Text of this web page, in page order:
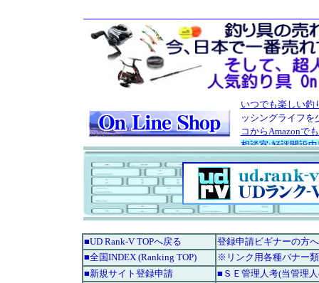
■UD Rank-V TOPへ戻る
登録申請ビギナーの方
■全国INDEX (Ranking TOP)
※リンク用各種バナー類
■新規サイト登録申請
■ＳＥ管理人考(当管理